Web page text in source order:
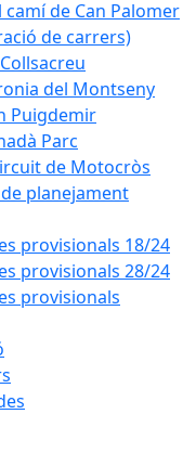
de Can Palomer
de carrers)
del Montseny
Puigdemir
Parc
de Motocròs
planejament
provisionals 18/24
provisionals 28/24
provisionals